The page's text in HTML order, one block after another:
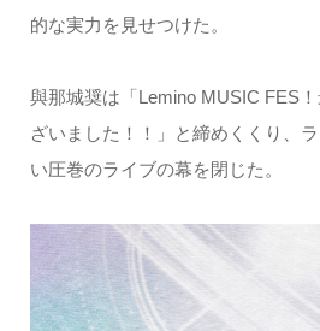
的な実力を見せつけた。
與那城奨は「Lemino MUSIC FES
ざいました！！」と締めくくり、
い圧巻のライブの幕を閉じた。